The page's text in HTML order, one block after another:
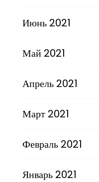
Июнь 2021
Май 2021
Апрель 2021
Март 2021
Февраль 2021
Январь 2021